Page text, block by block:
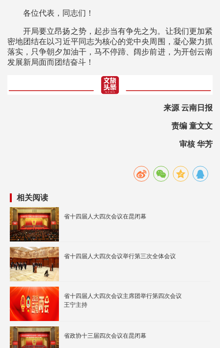
各位代表，同志们！
开局要立昂扬之势，起步当有争先之为。让我们更加紧
密地团结在以习近平同志为核心的党中央周围，凝心聚力抓
落实，只争朝夕加油干，马不停蹄、阔步前进，为开创云南
发展新局面而团结奋斗！
来源 云南日报
责编 童文文
审核 华芳
相关阅读
省十四届人大四次会议在昆闭幕
省十四届人大四次会议举行第三次全体会议
省十四届人大四次会议主席团举行第四次会议
王宁主持
省政协十三届四次会议在昆闭幕